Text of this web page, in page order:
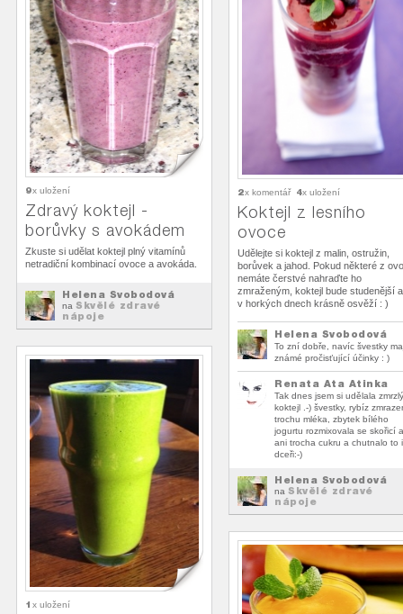
9x uložení
Zdravý koktejl -
borůvky s avokádem
Zkuste si udělat koktejl plný vitamínů
netradiční kombinací ovoce a avokáda.
Helena Svobodová
na Skvělé zdravé
nápoje
2x komentář 4x uložení
Koktejl z lesního
ovoce
Udělejte si koktejl z malin, ostružin,
borůvek a jahod. Pokud některé z
nemáte čerstvé nahraďte ho
zmraženým, koktejl bude studenější a
v horkých dnech krásně osvěží : )
Helena Svobodová
To zní dobře, navíc švestky
známé pročisťující účinky : )
Renata Ata Atinka
Tak dnes jsem si udělala zmrzlý
koktejl .-) švestky, rybíz
trochu mléka, zbytek bílého
jogurtu rozmixovala se skořicí a
ani trocha cukru a chutnalo to i
dceři:-)
Helena Svobodová
na Skvělé zdravé
nápoje
1 x uložení